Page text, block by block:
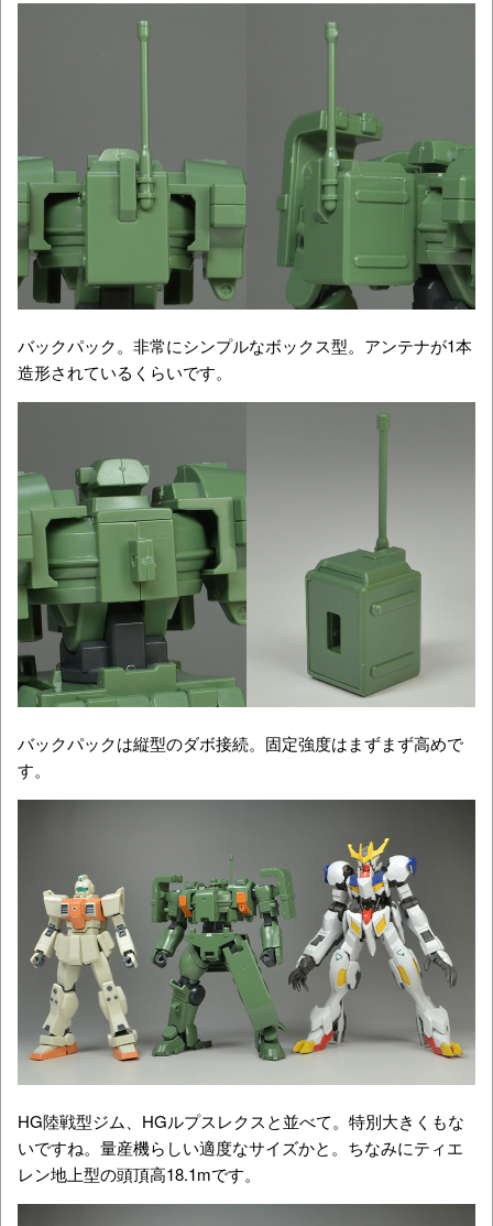
バックパック。非常にシンプルなボックス型。アンテナが1本
造形されているくらいです。
バックパックは縦型のダボ接続。固定強度はまずまず高めで
す。
HG陸戦型ジム、HGルプスレクスと並べて。特別大きくもな
いですね。量産機らしい適度なサイズかと。ちなみにティエ
レン地上型の頭頂高18.1mです。